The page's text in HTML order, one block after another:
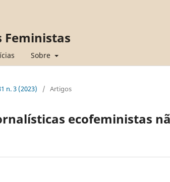
Feministas
Sobre
n. 3 (2023) / Artigos
ecofeministas